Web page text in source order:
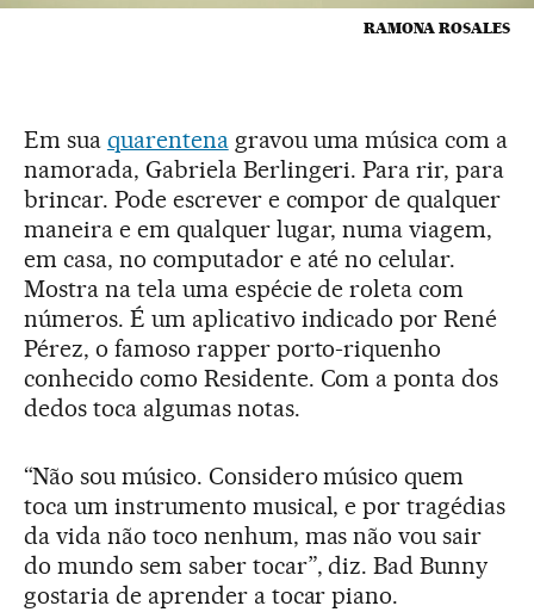
RAMONA ROSALES
Em sua quarentenagravou uma música com a
namorada, Gabriela Berlingeri. Para rir, para
brincar. Pode escrever e compor de qualquer
maneira e em qualquer lugar, numa viagem,
em casa, no computador e até no celular.
Mostra na tela uma espécie de roleta com
números. É um aplicativo indicado por René
Pérez, o famoso rapper porto-riquenho
conhecido como Residente. Com a ponta dos
dedos toca algumas notas.
“Não sou músico. Considero músico quem
toca um instrumento musical, e por tragédias
da vida não toco nenhum, mas não vou sair
do mundo sem saber tocar”, diz. Bad Bunny
gostaria de aprender a tocar piano.